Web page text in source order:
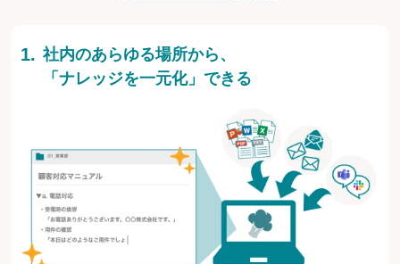
社内のあらゆる場所から、
「ナレッジを一元化」できる